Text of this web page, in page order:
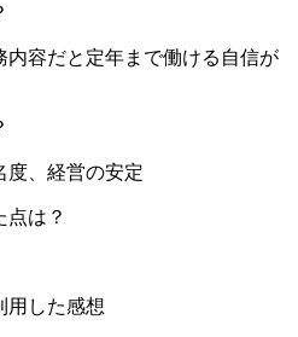
内容だと定年まで働ける自信が
度、経営の安定
点は？
用した感想